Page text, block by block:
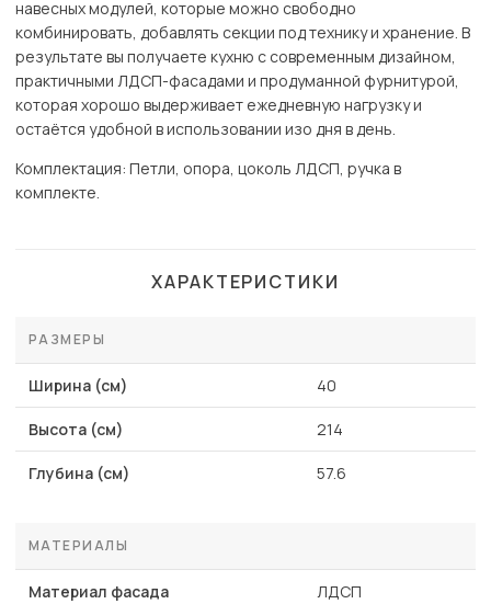
навесных модулей, которые можно свободно
комбинировать, добавлять секции под технику и хранение. В
результате вы получаете кухню с современным дизайном,
практичными ЛДСП-фасадами и продуманной фурнитурой,
которая хорошо выдерживает ежедневную нагрузку и
остаётся удобной в использовании изо дня в день.
Комплектация: Петли, опора, цоколь ЛДСП, ручка в
комплекте.
ХАРАКТЕРИСТИКИ
РАЗМЕРЫ
Ширина (см) 40
Высота (см) 214
Глубина (см) 57.6
МАТЕРИАЛЫ
Материал фасада ЛДСП